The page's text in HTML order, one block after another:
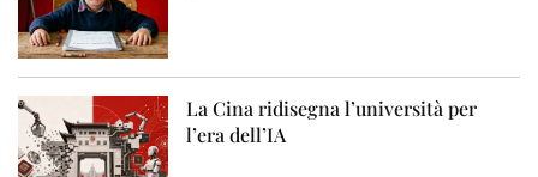
La Cina ridisegna l’università per
l’era dell’IA